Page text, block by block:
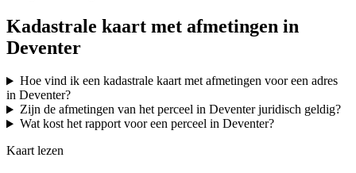
Kadastrale kaart met afmetingen in
Deventer
Hoe vind ik een kadastrale kaart met afmetingen voor een adres
in Deventer?
Zijn de afmetingen van het perceel in Deventer juridisch geldig?
Wat kost het rapport voor een perceel in Deventer?
Kaart lezen